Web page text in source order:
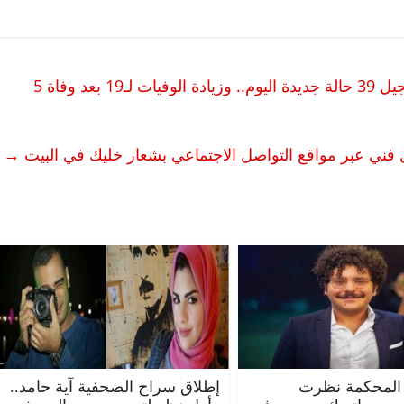
الصحة: ارتفاع إصابات كورونا لـ366 بعد تسجيل 39 حالة جديدة اليوم.. وزيادة الوفيات لـ19 بعد وفاة 5
عبر مواقع التواصل الاجتماعي بشعار خليك في البيت →
نظرت
إطلاق سراح الصحفية آية حامد..
مقعد شاغر على مائدة الإفطار.. يحيى
حسين عبدالهادي فارس مقاومة
الخصخصة الذي دافع عن المال العام
فرحات فقيه
وانحاز